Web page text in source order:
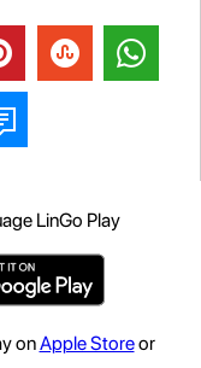
LinGo Play
onApple Storeor